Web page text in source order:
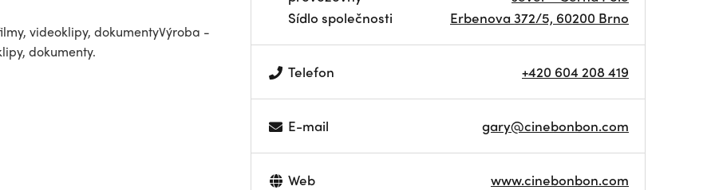
videoklipy, dokumentyVýroba -
dokumenty.
Sídlo společnosti
Erbenova 372/5, 60200 Brno
Telefon +420 604 208 419
E-mail gary@cinebonbon.com
Web www.cinebonbon.com